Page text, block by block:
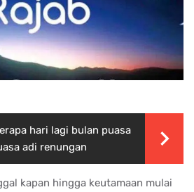
hari lagi bulan puasa
adi renungan
kapan hingga keutamaan mulai